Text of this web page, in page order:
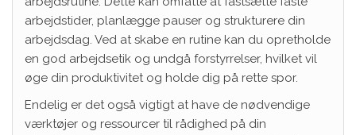
arbejdstider, planlægge pauser og strukturere din
arbejdsdag. Ved at skabe en rutine kan du opretholde
en god arbejdsetik og undgå forstyrrelser, hvilket vil
øge din produktivitet og holde dig på rette spor.
Endelig er det også vigtigt at have de nødvendige
værktøjer og ressourcer til rådighed på din